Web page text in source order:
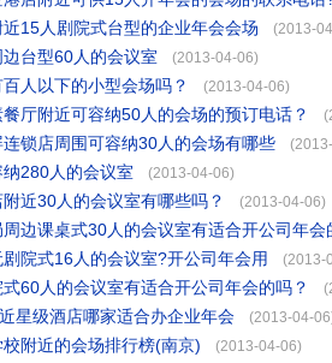
15人剧院式台型的企业年会会场 (2013-
台型60人的会议室 (2013-04-06)
人以下的小型会场吗？ (2013-04-06)
厅附近可容纳50人的会场的预订电话？
锁店周围可容纳30人的会场有哪些
280人的会议室 (2013-04-06)
近30人的会议室有哪些吗？ (2013-04-06)
边课桌式30人的会议室有适合开公司年会
院式16人的会议室?开公司年会用 (2013-
60人的会议室有适合开公司年会的吗？
星级酒店哪家适合办企业年会 (2013-04-
附近的会场排行榜(南京) (2013-04-06)